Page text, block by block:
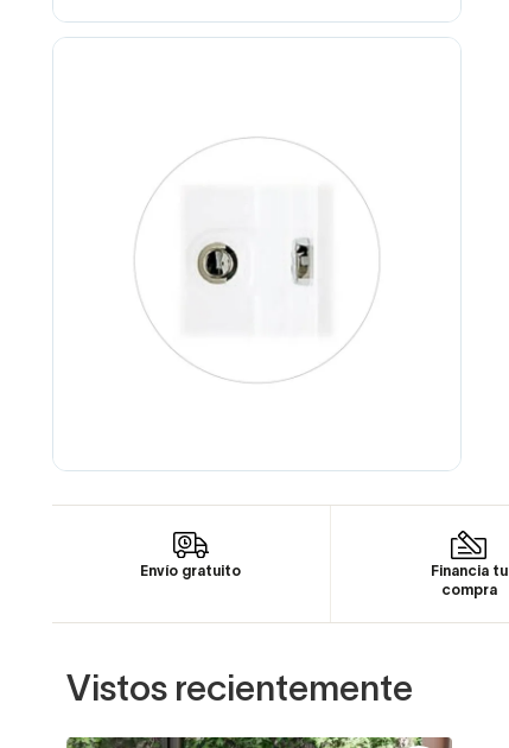
Envío gratuito
Financia tu
compra
Vistos recientemente